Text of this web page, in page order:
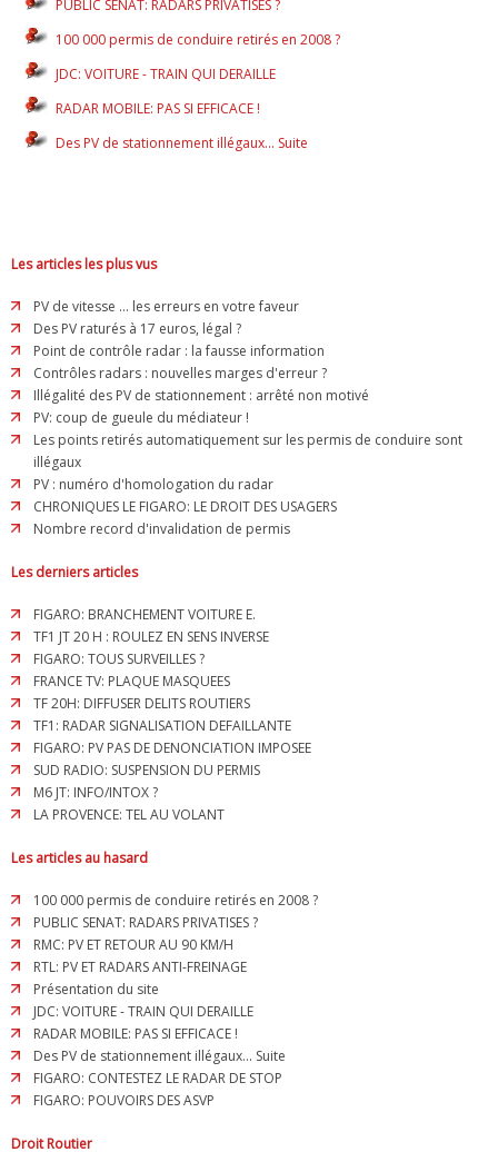
PUBLIC SENAT: RADARS PRIVATISES ?
100 000 permis de conduire retirés en 2008 ?
JDC: VOITURE - TRAIN QUI DERAILLE
RADAR MOBILE: PAS SI EFFICACE !
Des PV de stationnement illégaux... Suite
Les articles les plus vus
PV de vitesse ... les erreurs en votre faveur
Des PV raturés à 17 euros, légal ?
Point de contrôle radar : la fausse information
Contrôles radars : nouvelles marges d'erreur ?
Illégalité des PV de stationnement : arrêté non motivé
PV: coup de gueule du médiateur !
Les points retirés automatiquement sur les permis de conduire sont
illégaux
PV : numéro d'homologation du radar
CHRONIQUES LE FIGARO: LE DROIT DES USAGERS
Nombre record d'invalidation de permis
Les derniers articles
FIGARO: BRANCHEMENT VOITURE E.
TF1 JT 20 H : ROULEZ EN SENS INVERSE
FIGARO: TOUS SURVEILLES ?
FRANCE TV: PLAQUE MASQUEES
TF 20H: DIFFUSER DELITS ROUTIERS
TF1: RADAR SIGNALISATION DEFAILLANTE
FIGARO: PV PAS DE DENONCIATION IMPOSEE
SUD RADIO: SUSPENSION DU PERMIS
M6 JT: INFO/INTOX ?
LA PROVENCE: TEL AU VOLANT
Les articles au hasard
100 000 permis de conduire retirés en 2008 ?
PUBLIC SENAT: RADARS PRIVATISES ?
RMC: PV ET RETOUR AU 90 KM/H
RTL: PV ET RADARS ANTI-FREINAGE
Présentation du site
JDC: VOITURE - TRAIN QUI DERAILLE
RADAR MOBILE: PAS SI EFFICACE !
Des PV de stationnement illégaux... Suite
FIGARO: CONTESTEZ LE RADAR DE STOP
FIGARO: POUVOIRS DES ASVP
Droit Routier